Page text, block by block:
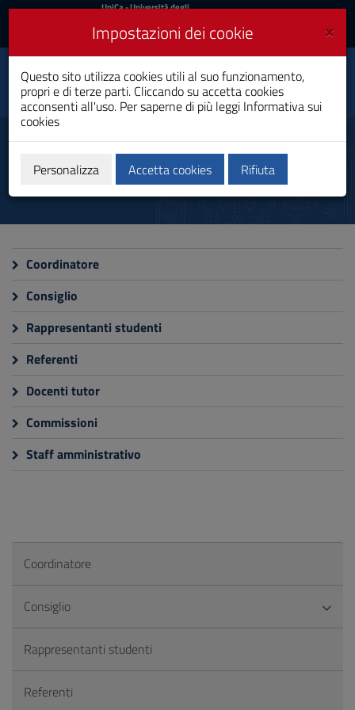
Vai
al
navigazione
sito
al
Footer
UniCa
Accedi
UniCa- Università degli
Accedi UniCA News
Toggle
navigation
Fisioterapia
Laurea
Organizzazione
Coordinatore
Consiglio
Rappresentanti studenti
Referenti
Docenti tutor
Commissioni
Staff amministrativo
Coordinatore
Consiglio
Rappresentanti studenti
Referenti
×
Impostazioni dei cookie
Questo sito utilizza cookies utili al suo funzionamento,
propri e di terze parti. Cliccando su accetta cookies
acconsenti all'uso. Per saperne di più leggi Informativa sui
cookies
Personalizza Accetta cookies Rifiuta